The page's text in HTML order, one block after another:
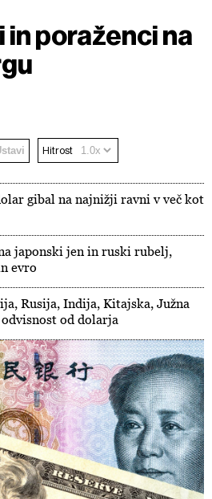
poraženci na
Hitrost
gibal na najnižji ravni v več kot
japonski jen in ruski rubelj,
evro
Rusija, Indija, Kitajska, Južna
od dolarja